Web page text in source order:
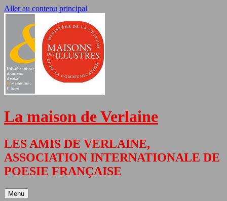
Aller au contenu principal
La maison de Verlaine
LES AMIS DE VERLAINE,
ASSOCIATION INTERNATIONALE DE
POESIE FRANÇAISE
Menu